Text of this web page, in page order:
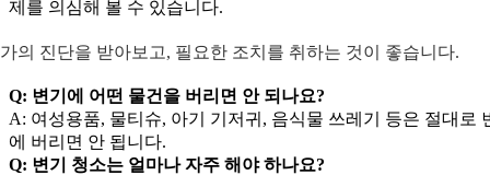
제를 의심해 볼 수 있습니다.
의 진단을 받아보고, 필요한 조치를 취하는 것이 좋습니다.
Q: 변기에 어떤 물건을 버리면 안 되나요?
A: 여성용품, 물티슈, 아기 기저귀, 음식물 쓰레기 등은 절대로
에 버리면 안 됩니다.
Q: 변기 청소는 얼마나 자주 해야 하나요?